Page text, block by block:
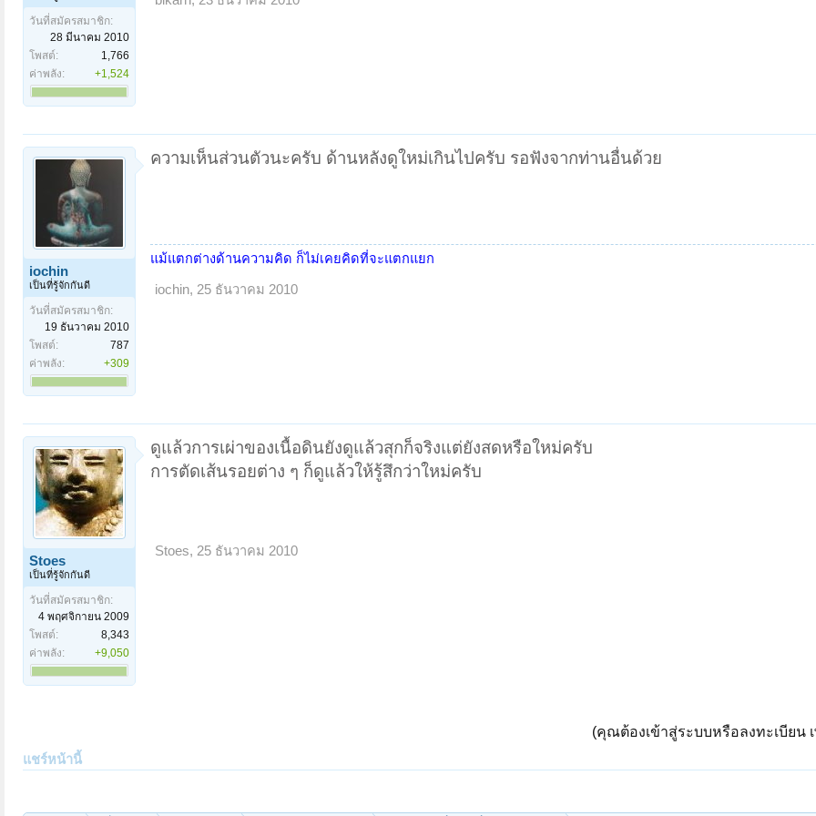
วันที่สมัครสมาชิก:
28 มีนาคม 2010
โพสต์:
1,766
ค่าพลัง:
+1,524
iochin
เป็นที่รู้จักกันดี
วันที่สมัครสมาชิก:
19 ธันวาคม 2010
โพสต์:
787
ค่าพลัง:
+309
ความเห็นส่วนตัวนะครับ ด้านหลังดูใหม่เกินไปครับ รอฟังจากท่านอื่นด้วย
แม้แตกต่างด้านความคิด ก็ไม่เคยคิดที่จะแตกแยก
iochin, 25 ธันวาคม 2010
Stoes
เป็นที่รู้จักกันดี
วันที่สมัครสมาชิก:
4 พฤศจิกายน 2009
โพสต์:
8,343
ค่าพลัง:
+9,050
ดูแล้วการเผ่าของเนื้อดินยังดูแล้วสุกก็จริงแต่ยังสดหรือใหม่ครับ
การตัดเส้นรอยต่าง ๆ ก็ดูแล้วให้รู้สึกว่าใหม่ครับ
Stoes, 25 ธันวาคม 2010
(คุณต้องเข้าสู่ระบบหรือลงทะเบียน
แชร์หน้านี้